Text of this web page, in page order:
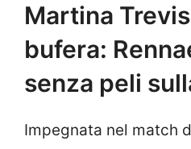
Martina
bufera:
senza peli
Impegnata nel match